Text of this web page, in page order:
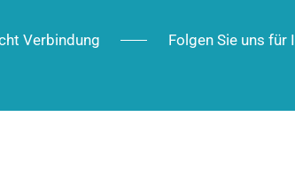
Verbindung Folgen Sie uns für